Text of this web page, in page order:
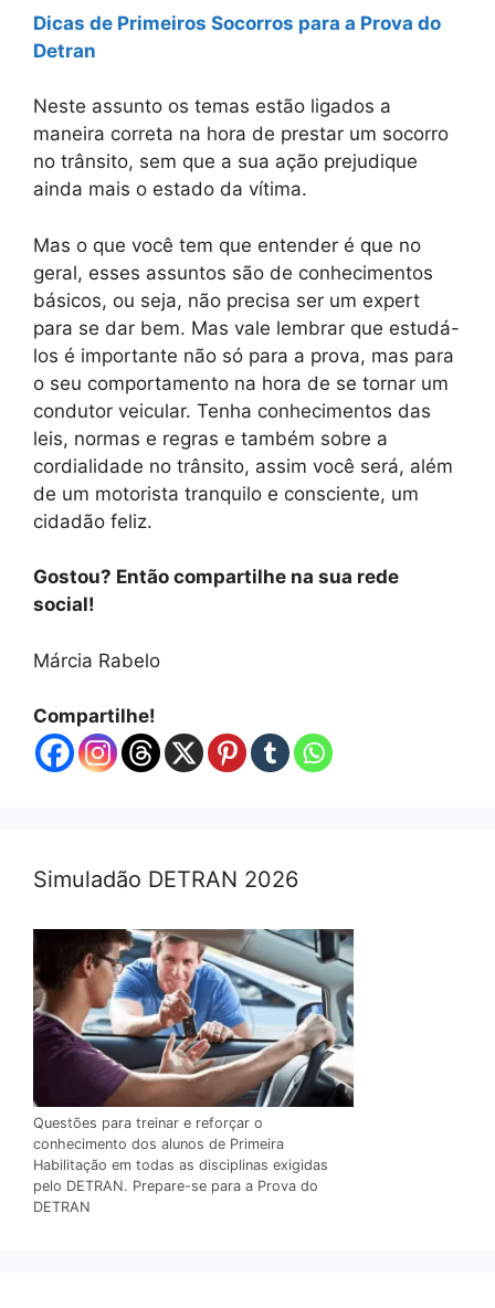
Dicas de Primeiros Socorros para a Prova do
Detran
Neste assunto os temas estão ligados a
maneira correta na hora de prestar um socorro
no trânsito, sem que a sua ação prejudique
ainda mais o estado da vítima.
Mas o que você tem que entender é que no
geral, esses assuntos são de conhecimentos
básicos, ou seja, não precisa ser um expert
para se dar bem. Mas vale lembrar que estudá-
los é importante não só para a prova, mas para
o seu comportamento na hora de se tornar um
condutor veicular. Tenha conhecimentos das
leis, normas e regras e também sobre a
cordialidade no trânsito, assim você será, além
de um motorista tranquilo e consciente, um
cidadão feliz.
Gostou? Então compartilhe na sua rede
social!
Márcia Rabelo
Compartilhe!
Simuladão DETRAN 2026
Questões para treinar e reforçar o
conhecimento dos alunos de Primeira
Habilitação em todas as disciplinas exigidas
pelo DETRAN. Prepare-se para a Prova do
DETRAN